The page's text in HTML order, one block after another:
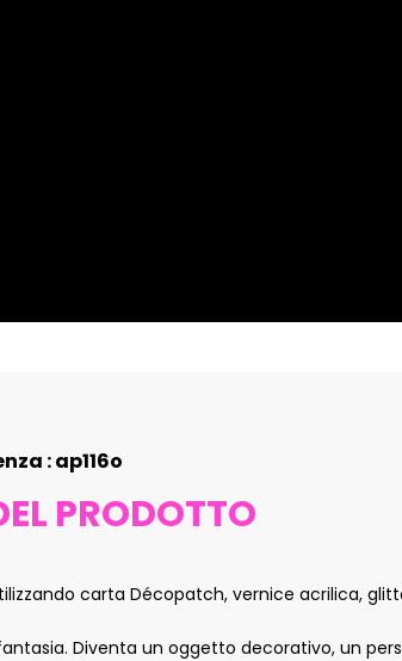
: ap116o
PRODOTTO
carta Décopatch, vernice acrilica,
fantasia. Diventa un oggetto decorativo, un